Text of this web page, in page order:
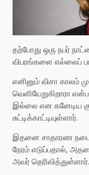
தற்போது ஒரு நபர்
விபரங்களை எல்லைப்
எனினும் விசா காலம்
வெளியேறுகிறாரா
இல்லை என கனேடிய
சுட்டிக்காட்டியுள்ளார்.
இதனை சாதாரண
நேரம் எடுப்பதால்,
அவர் தெரிவித்துள்ளார்.